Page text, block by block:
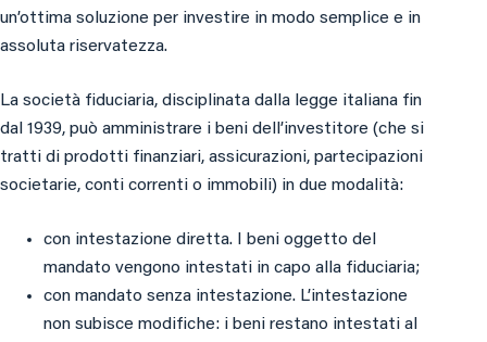
un’ottima soluzione per investire in modo semplice e in
assoluta riservatezza.
La società fiduciaria, disciplinata dalla legge italiana fin
dal 1939, può amministrare i beni dell’investitore (che si
tratti di prodotti finanziari, assicurazioni, partecipazioni
societarie, conti correnti o immobili) in due modalità:
con intestazione diretta. I beni oggetto del
mandato vengono intestati in capo alla fiduciaria;
con mandato senza intestazione. L’intestazione
non subisce modifiche: i beni restano intestati al